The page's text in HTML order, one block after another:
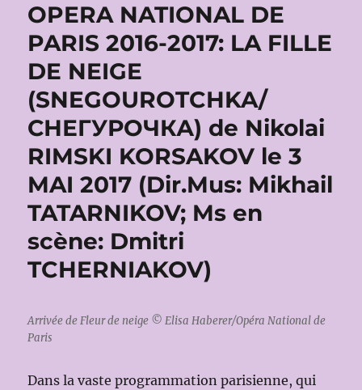
OPERA NATIONAL DE
PARIS 2016-2017: LA FILLE
DE NEIGE
(SNEGOUROTCHKA/
СНЕГУРОЧКА) de Nikolai
RIMSKI KORSAKOV le 3
MAI 2017 (Dir.Mus: Mikhail
TATARNIKOV; Ms en
scène: Dmitri
TCHERNIAKOV)
Arrivée de Fleur de neige © Elisa Haberer/Opéra National de
Paris
Dans la vaste programmation parisienne, qui